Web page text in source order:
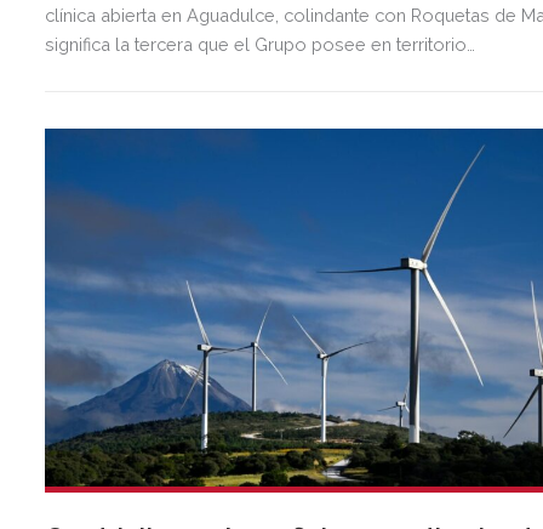
clínica abierta en Aguadulce, colindante con Roquetas de
significa la tercera que el Grupo posee en territorio